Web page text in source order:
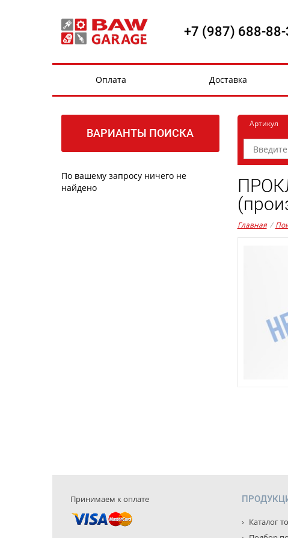
+7 (987) 688-
Оплата Доставка
ВАРИАНТЫ ПОИСКА
По вашему запросу ничего не
найдено
Артикул
Главная /
Принимаем к оплате
Каталог